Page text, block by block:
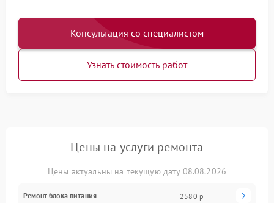
Консультация со специалистом
Узнать стоимость работ
Цены на услуги ремонта
Цены актуальны на текущую дату 08.08.2026
Ремонт блока питания 2580 р